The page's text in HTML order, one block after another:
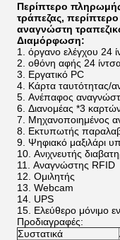
Περίπτερο
τράπεζας,
αναγνώστη
Διαμόρφωση:
όργανο ελέγχου 24
οθόνη αφής 24
Εργατικό PC
Κάρτα ταυτότητας/
Ανέπαφος
Διανομέας *3
Μηχανοποιημένος
Εκτυπωτής
Ψηφιακό μαξιλάρι
Ανιχνευτής
Αναγνώστης RFID
Ομιλητής
Webcam
UPS
Ελεύθερο μόνιμο
Προδιαγραφές:
Συστατικά